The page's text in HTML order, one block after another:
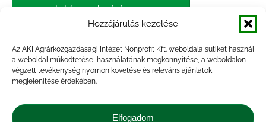
Hozzájárulás kezelése
Az AKI Agrárközgazdasági Intézet Nonprofit Kft. weboldala sütiket használ
a weboldal működtetése, használatának megkönnyítése, a weboldalon
végzett tevékenység nyomon követése és releváns ajánlatok
megjelenítése érdekében.
Elfogadom
marhahús nagybani piac
nemzetközi árinformációk
paradicsom piac piaci jelentés
pulyka pulykahús sertés sertéshús
szarvasmarha termelés
termelői
zöldség árak